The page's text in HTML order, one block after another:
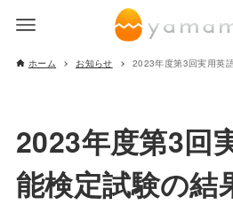
ホーム お知らせ 2023年度第3回実用英
2023年度第3回
能検定試験の結